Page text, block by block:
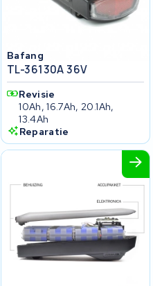
Bafang
TL-36130A 36V
Revisie
10Ah, 16.7Ah, 20.1Ah,
13.4Ah
Reparatie